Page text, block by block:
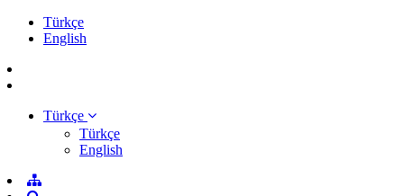
Türkçe
English
Türkçe
Türkçe
English